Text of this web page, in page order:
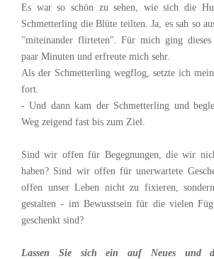
Es war so schön zu sehen, wie sich die
Schmetterling die Blüte teilten. Ja, es sah so
"miteinander flirteten". Für mich ging dieses
paar Minuten und erfreute mich sehr.
Als der Schmetterling wegflog, setzte ich
fort.
- Und dann kam der Schmetterling und
Weg zeigend fast bis zum Ziel.
Sind wir offen für Begegnungen, die wir
haben? Sind wir offen für unerwartete
offen unser Leben nicht zu fixieren,
gestalten - im Bewusstsein für die vielen
geschenkt sind?
Lassen Sie sich ein auf Neues und